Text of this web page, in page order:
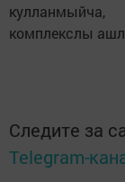
комплекслы
Следите за
Telegram-